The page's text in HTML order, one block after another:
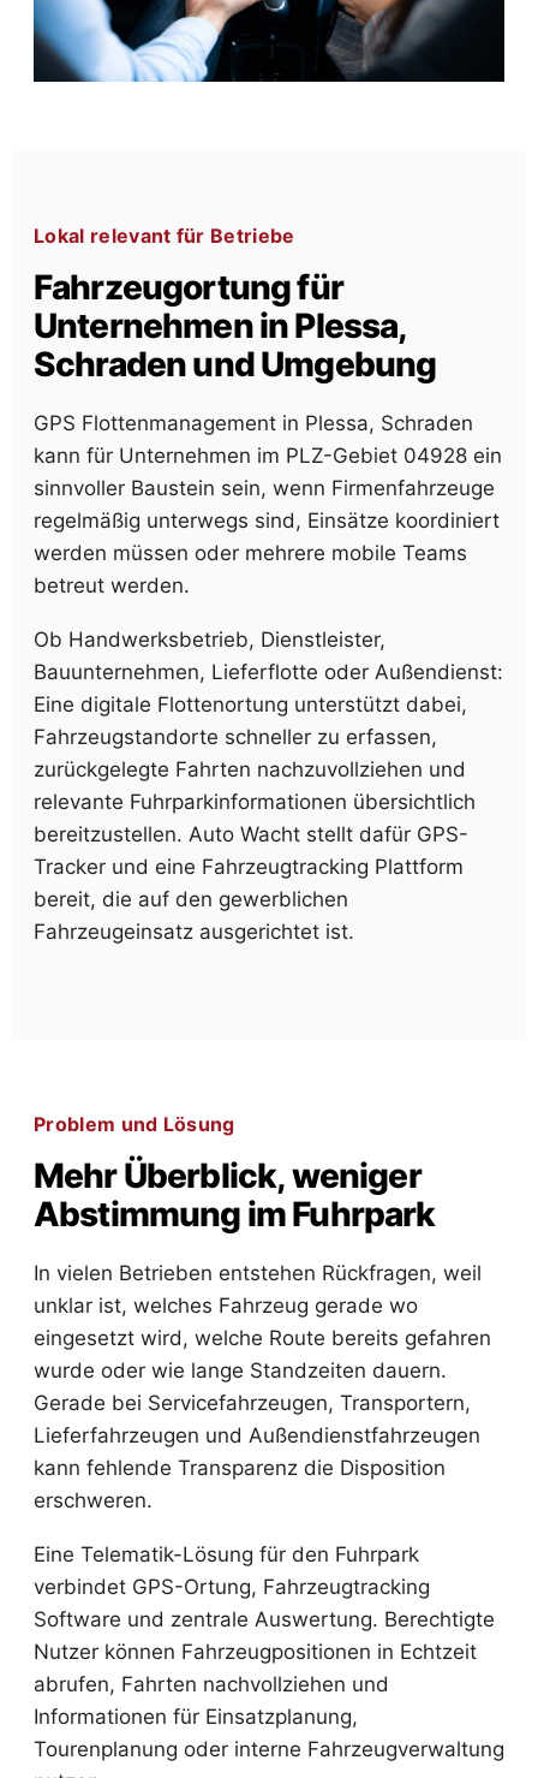
Lokal relevant für Betriebe
Fahrzeugortung für
Unternehmen in Plessa,
Schraden und Umgebung
GPS Flottenmanagement in Plessa, Schraden
kann für Unternehmen im PLZ-Gebiet 04928 ein
sinnvoller Baustein sein, wenn Firmenfahrzeuge
regelmäßig unterwegs sind, Einsätze koordiniert
werden müssen oder mehrere mobile Teams
betreut werden.
Ob Handwerksbetrieb, Dienstleister,
Bauunternehmen, Lieferflotte oder Außendienst:
Eine digitale Flottenortung unterstützt dabei,
Fahrzeugstandorte schneller zu erfassen,
zurückgelegte Fahrten nachzuvollziehen und
relevante Fuhrparkinformationen übersichtlich
bereitzustellen. Auto Wacht stellt dafür GPS-
Tracker und eine Fahrzeugtracking Plattform
bereit, die auf den gewerblichen
Fahrzeugeinsatz ausgerichtet ist.
Problem und Lösung
Mehr Überblick, weniger
Abstimmung im Fuhrpark
In vielen Betrieben entstehen Rückfragen, weil
unklar ist, welches Fahrzeug gerade wo
eingesetzt wird, welche Route bereits gefahren
wurde oder wie lange Standzeiten dauern.
Gerade bei Servicefahrzeugen, Transportern,
Lieferfahrzeugen und Außendienstfahrzeugen
kann fehlende Transparenz die Disposition
erschweren.
Eine Telematik-Lösung für den Fuhrpark
verbindet GPS-Ortung, Fahrzeugtracking
Software und zentrale Auswertung. Berechtigte
Nutzer können Fahrzeugpositionen in Echtzeit
abrufen, Fahrten nachvollziehen und
Informationen für Einsatzplanung,
Tourenplanung oder interne Fahrzeugverwaltung